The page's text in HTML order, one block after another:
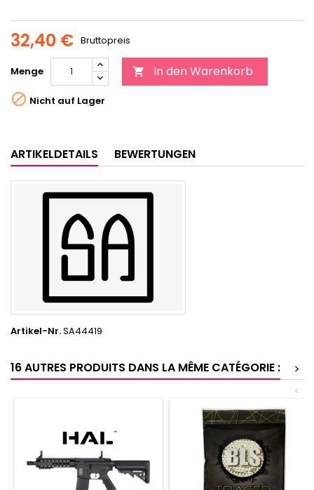
32,40 € Bruttopreis
Menge  In den Warenkorb
 Nicht auf Lager
ARTIKELDETAILS BEWERTUNGEN
Artikel-Nr.SA44419
16 AUTRES PRODUITS DANS LA MÊME CATÉGORIE :
>
<